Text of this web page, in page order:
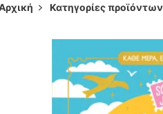
Κατηγορίες προϊόντων